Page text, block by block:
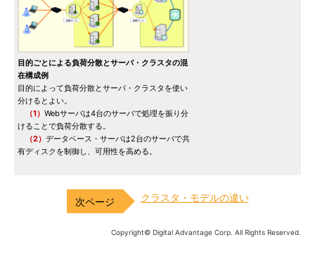
目的ごとによる負荷分散とサーバ・クラスタの混
在構成例
目的によって負荷分散とサーバ・クラスタを使い
分けるとよい。
（1） Webサーバは4台のサーバで処理を振り分
けることで負荷分散する。
（2） データベース・サーバは2台のサーバで共
有ディスクを制御し、可用性を高める。
クラスタ・モデルの違い
Copyright© Digital Advantage Corp. All Rights Reserved.